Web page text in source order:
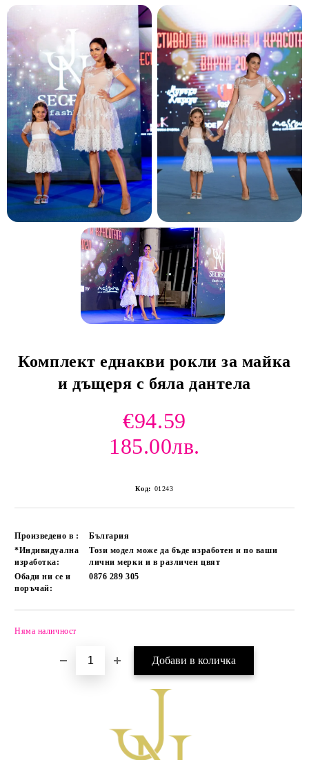
Комплект еднакви рокли за майка
и дъщеря с бяла дантела
€94.59
185.00лв.
Код: 01243
Произведено в :
България
*Индивидуална
изработка:
Този модел може да бъде изработен и по ваши
лични мерки и в различен цвят
Обади ни се и
поръчай:
0876 289 305
Няма наличност